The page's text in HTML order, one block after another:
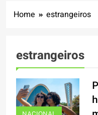
Home estrangeiros
estrangeiros